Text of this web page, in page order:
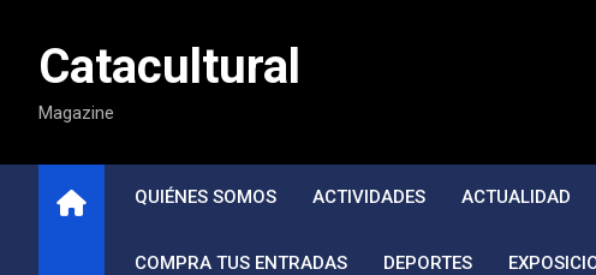
contenidoCatacultural
Magazine
QUIÉNES SOMOS ACTIVIDADES ACTUALIDAD
COMPRA TUS ENTRADAS DEPORTES